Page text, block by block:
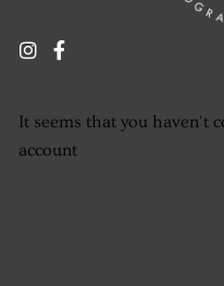
It seems that you haven't
account